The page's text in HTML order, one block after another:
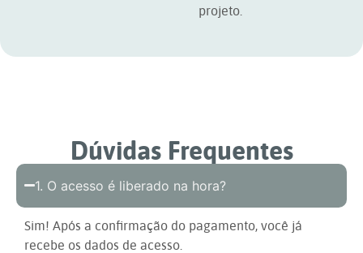
projeto.
Dúvidas Frequentes
1. O acesso é liberado na hora?
Sim! Após a confirmação do pagamento, você já
recebe os dados de acesso.